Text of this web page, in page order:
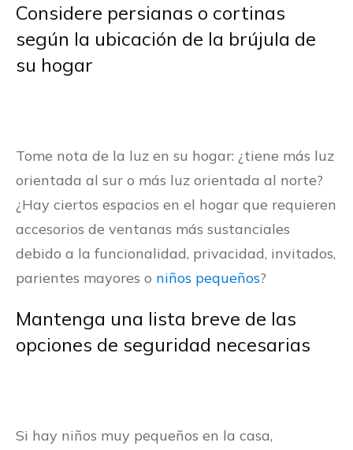
Considere persianas o cortinas
según la ubicación de la brújula de
su hogar
Tome nota de la luz en su hogar: ¿tiene más luz
orientada al sur o más luz orientada al norte?
¿Hay ciertos espacios en el hogar que requieren
accesorios de ventanas más sustanciales
debido a la funcionalidad, privacidad, invitados,
parientes mayores o niños pequeños?
Mantenga una lista breve de las
opciones de seguridad necesarias
Si hay niños muy pequeños en la casa,